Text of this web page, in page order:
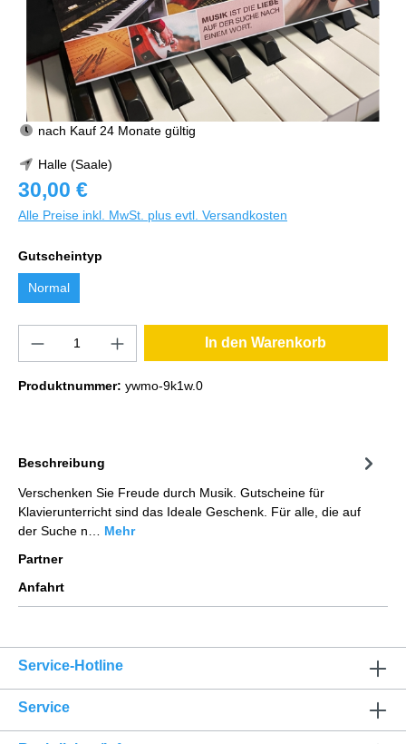
nach Kauf 24 Monate gültig
Halle (Saale)
30,00 €
Alle Preise inkl. MwSt. plus evtl. Versandkosten
Gutscheintyp
Normal
In den Warenkorb
Produktnummer: ywmo-9k1w.0
Beschreibung
Verschenken Sie Freude durch Musik. Gutscheine für
Klavierunterricht sind das Ideale Geschenk. Für alle, die auf
der Suche n… Mehr
Partner
Anfahrt
Service-Hotline
Service